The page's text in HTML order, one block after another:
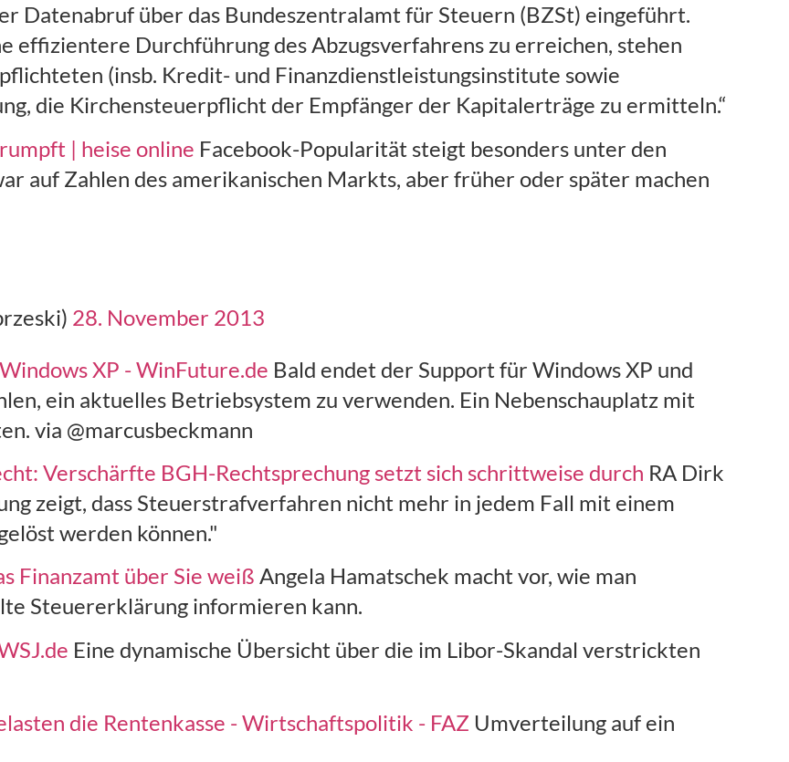
Datenabruf über das Bundeszentralamt für Steuern (BZSt) eingeführt.
effizientere Durchführung des Abzugsverfahrens zu erreichen, stehen
(insb. Kredit- und Finanzdienstleistungsinstitute sowie
die Kirchensteuerpflicht der Empfänger der Kapitalerträge zu ermitteln.“
| heise online Facebook-Popularität steigt besonders unter den
auf Zahlen des amerikanischen Markts, aber früher oder später machen
28. November 2013
XP - WinFuture.de Bald endet der Support für Windows XP und
ein aktuelles Betriebsystem zu verwenden. Ein Nebenschauplatz mit
via @marcusbeckmann
Verschärfte BGH-Rechtsprechung setzt sich schrittweise durch RA Dirk
zeigt, dass Steuerstrafverfahren nicht mehr in jedem Fall mit einem
werden können."
Finanzamt über Sie weiß Angela Hamatschek macht vor, wie man
Steuererklärung informieren kann.
Eine dynamische Übersicht über die im Libor-Skandal verstrickten
die Rentenkasse - Wirtschaftspolitik - FAZ Umverteilung auf ein